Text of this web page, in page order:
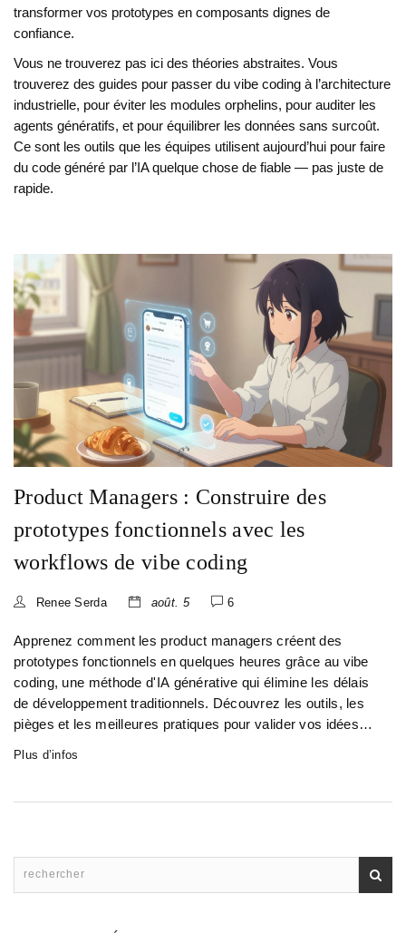
transformer vos prototypes en composants dignes de
confiance.
Vous ne trouverez pas ici des théories abstraites. Vous
trouverez des guides pour passer du vibe coding à l’architecture
industrielle, pour éviter les modules orphelins, pour auditer les
agents génératifs, et pour équilibrer les données sans surcoût.
Ce sont les outils que les équipes utilisent aujourd’hui pour faire
du code généré par l’IA quelque chose de fiable — pas juste de
rapide.
Product Managers : Construire des
prototypes fonctionnels avec les
workflows de vibe coding
Renee Serda août. 5 6
Apprenez comment les product managers créent des
prototypes fonctionnels en quelques heures grâce au vibe
coding, une méthode d'IA générative qui élimine les délais
de développement traditionnels. Découvrez les outils, les
pièges et les meilleures pratiques pour valider vos idées
Plus d’infos